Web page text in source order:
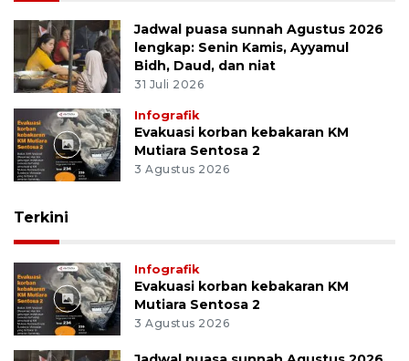
Jadwal puasa sunnah Agustus 2026
lengkap: Senin Kamis, Ayyamul
Bidh, Daud, dan niat
31 Juli 2026
Infografik
Evakuasi korban kebakaran KM
Mutiara Sentosa 2
3 Agustus 2026
Terkini
Infografik
Evakuasi korban kebakaran KM
Mutiara Sentosa 2
3 Agustus 2026